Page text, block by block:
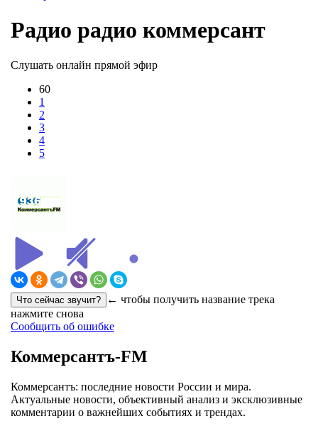
Радио радио коммерсант
Слушать онлайн прямой эфир
60
1
2
3
4
5
← чтобы получить название трека
нажмите снова
Сообщить об ошибке
Коммерсантъ-FM
Коммерсантъ: последние новости России и мира.
Актуальные новости, объективный анализ и эксклюзивные
комментарии о важнейших событиях и трендах.